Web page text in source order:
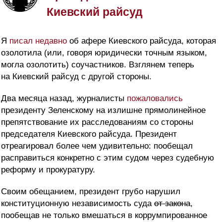
Киевский райсуд
Я писал недавно об афере Киевского райсуда, которая
озолотила (или, говоря юридически точным языком,
могла озолотить) соучастников. Взглянем теперь
на Киевский райсуд с другой стороны.
Два месяца назад, журналисты пожаловались
президенту Зеленскому на излишне прямолинейное
препятствование их расследованиям со стороны
председателя Киевского райсуда. Президент
отреагировал более чем удивительно: пообещал
расправиться конкретно с этим судом через судебную
реформу и прокуратуру.
Своим обещанием, президент грубо нарушил
конституционную независимость суда от закона,
пообещав не только вмешаться в коррумпированное